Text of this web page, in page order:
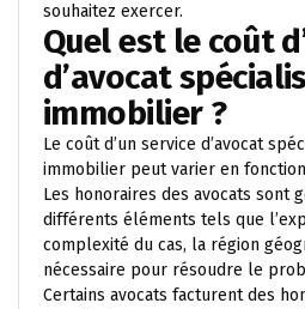
souhaitez exercer.
Quel est le coût
d’avocat
immobilier ?
Le coût d’un service d’avocat
immobilier peut varier en
Les honoraires des avocats sont
différents éléments tels que
complexité du cas, la région
nécessaire pour résoudre le
Certains avocats facturent des